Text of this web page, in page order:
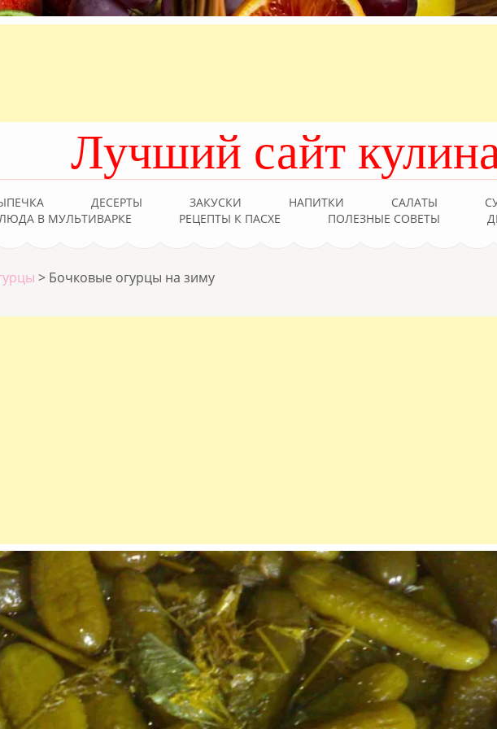
Лучший сайт
ДЕСЕРТЫ ЗАКУСКИ НАПИТКИ САЛАТЫ
В МУЛЬТИВАРКЕ РЕЦЕПТЫ К ПАСХЕ ПОЛЕЗНЫЕ СОВЕТЫ
> Бочковые огурцы на зиму